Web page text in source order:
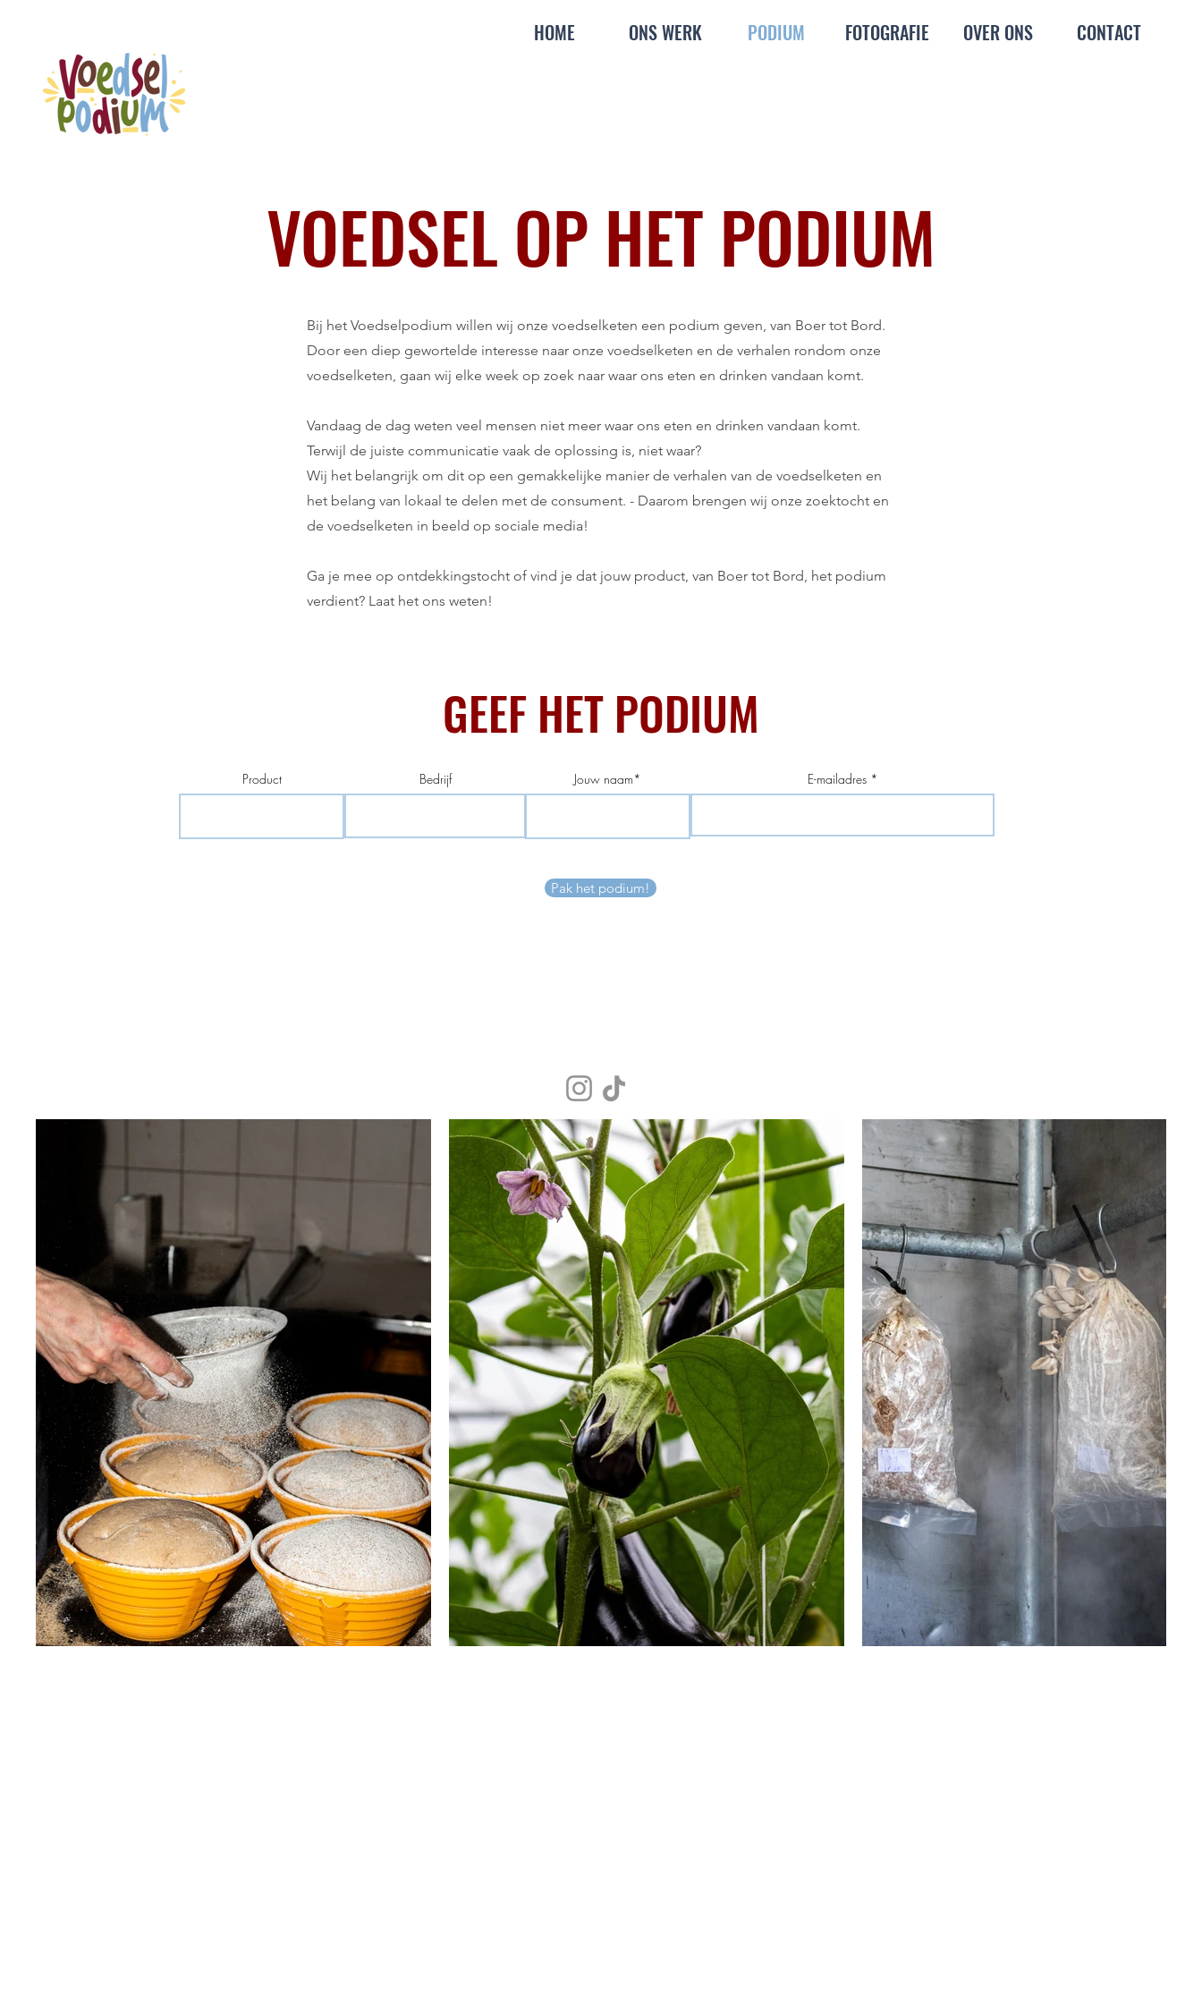
HOME ONS WERK PODIUM FOTOGRAFIE OVER ONS CONTACT
VOEDSEL OP HET PODIUM
Bij het Voedselpodium willen wij onze voedselketen een podium geven, van Boer tot Bord.
Door een diep gewortelde interesse naar onze voedselketen en de verhalen rondom onze
voedselketen, gaan wij elke week op zoek naar waar ons eten en drinken vandaan komt.
Vandaag de dag weten veel mensen niet meer waar ons eten en drinken vandaan komt.
Terwijl de juiste communicatie vaak de oplossing is, niet waar?
Wij het belangrijk om dit op een gemakkelijke manier de verhalen van de voedselketen en
het belang van lokaal te delen met de consument. - Daarom brengen wij onze zoektocht en
de voedselketen in beeld op sociale media!
Ga je mee op ontdekkingstocht of vind je dat jouw product, van Boer tot Bord, het podium
verdient? Laat het ons weten!
GEEF HET PODIUM
Product Jouw naam*
Bedrijf E-mailadres
Pak het podium!